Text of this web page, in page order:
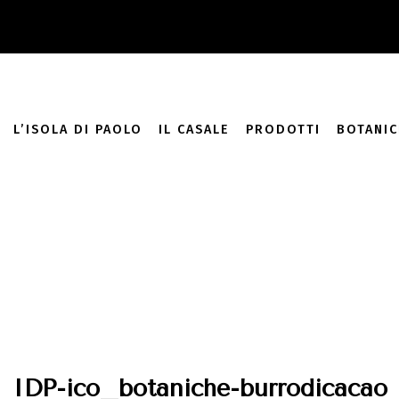
L’ISOLA DI PAOLO IL CASALE PRODOTTI
IDP-ico_botaniche-burrodicacao